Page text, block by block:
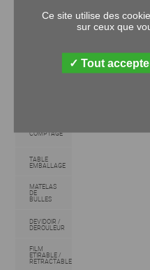
D'ACCES
COMPTAGE
TABLE
EMBALLAGE
MATELAS
DE
BULLES
DEVIDOIR /
DEROULEUR
FILM
ETIRABLE /
RETRACTABLE
Ce site utilise des
sur ceux que
Tout